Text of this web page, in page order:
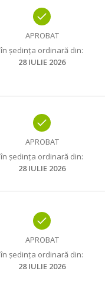
APROBAT
în ședința ordinară din:
28 IULIE 2026
APROBAT
în ședința ordinară din:
28 IULIE 2026
APROBAT
în ședința ordinară din:
28 IULIE 2026